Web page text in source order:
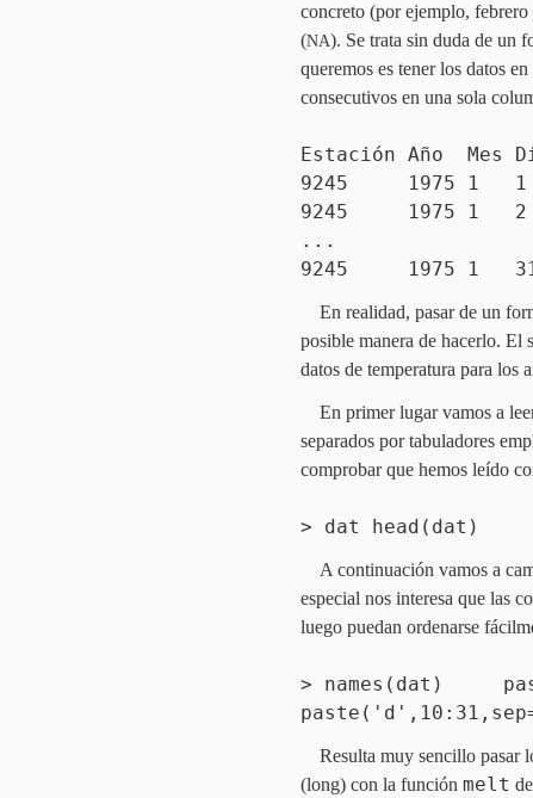
concreto (por ejemplo,
(NA). Se trata sin duda de un
queremos es tener los datos
consecutivos en una sola
Estación Año Mes
9245 1975 1
9245 1975 1
...
9245 1975 1
En realidad, pasar de un
posible manera de hacerlo. El
datos de temperatura para los
En primer lugar vamos a
separados por tabuladores
comprobar que hemos leído
> dat head(dat)
A continuación vamos a
especial nos interesa que las
luego puedan ordenarse
> names(dat)
Resulta muy sencillo pasar
(long) con la función melt